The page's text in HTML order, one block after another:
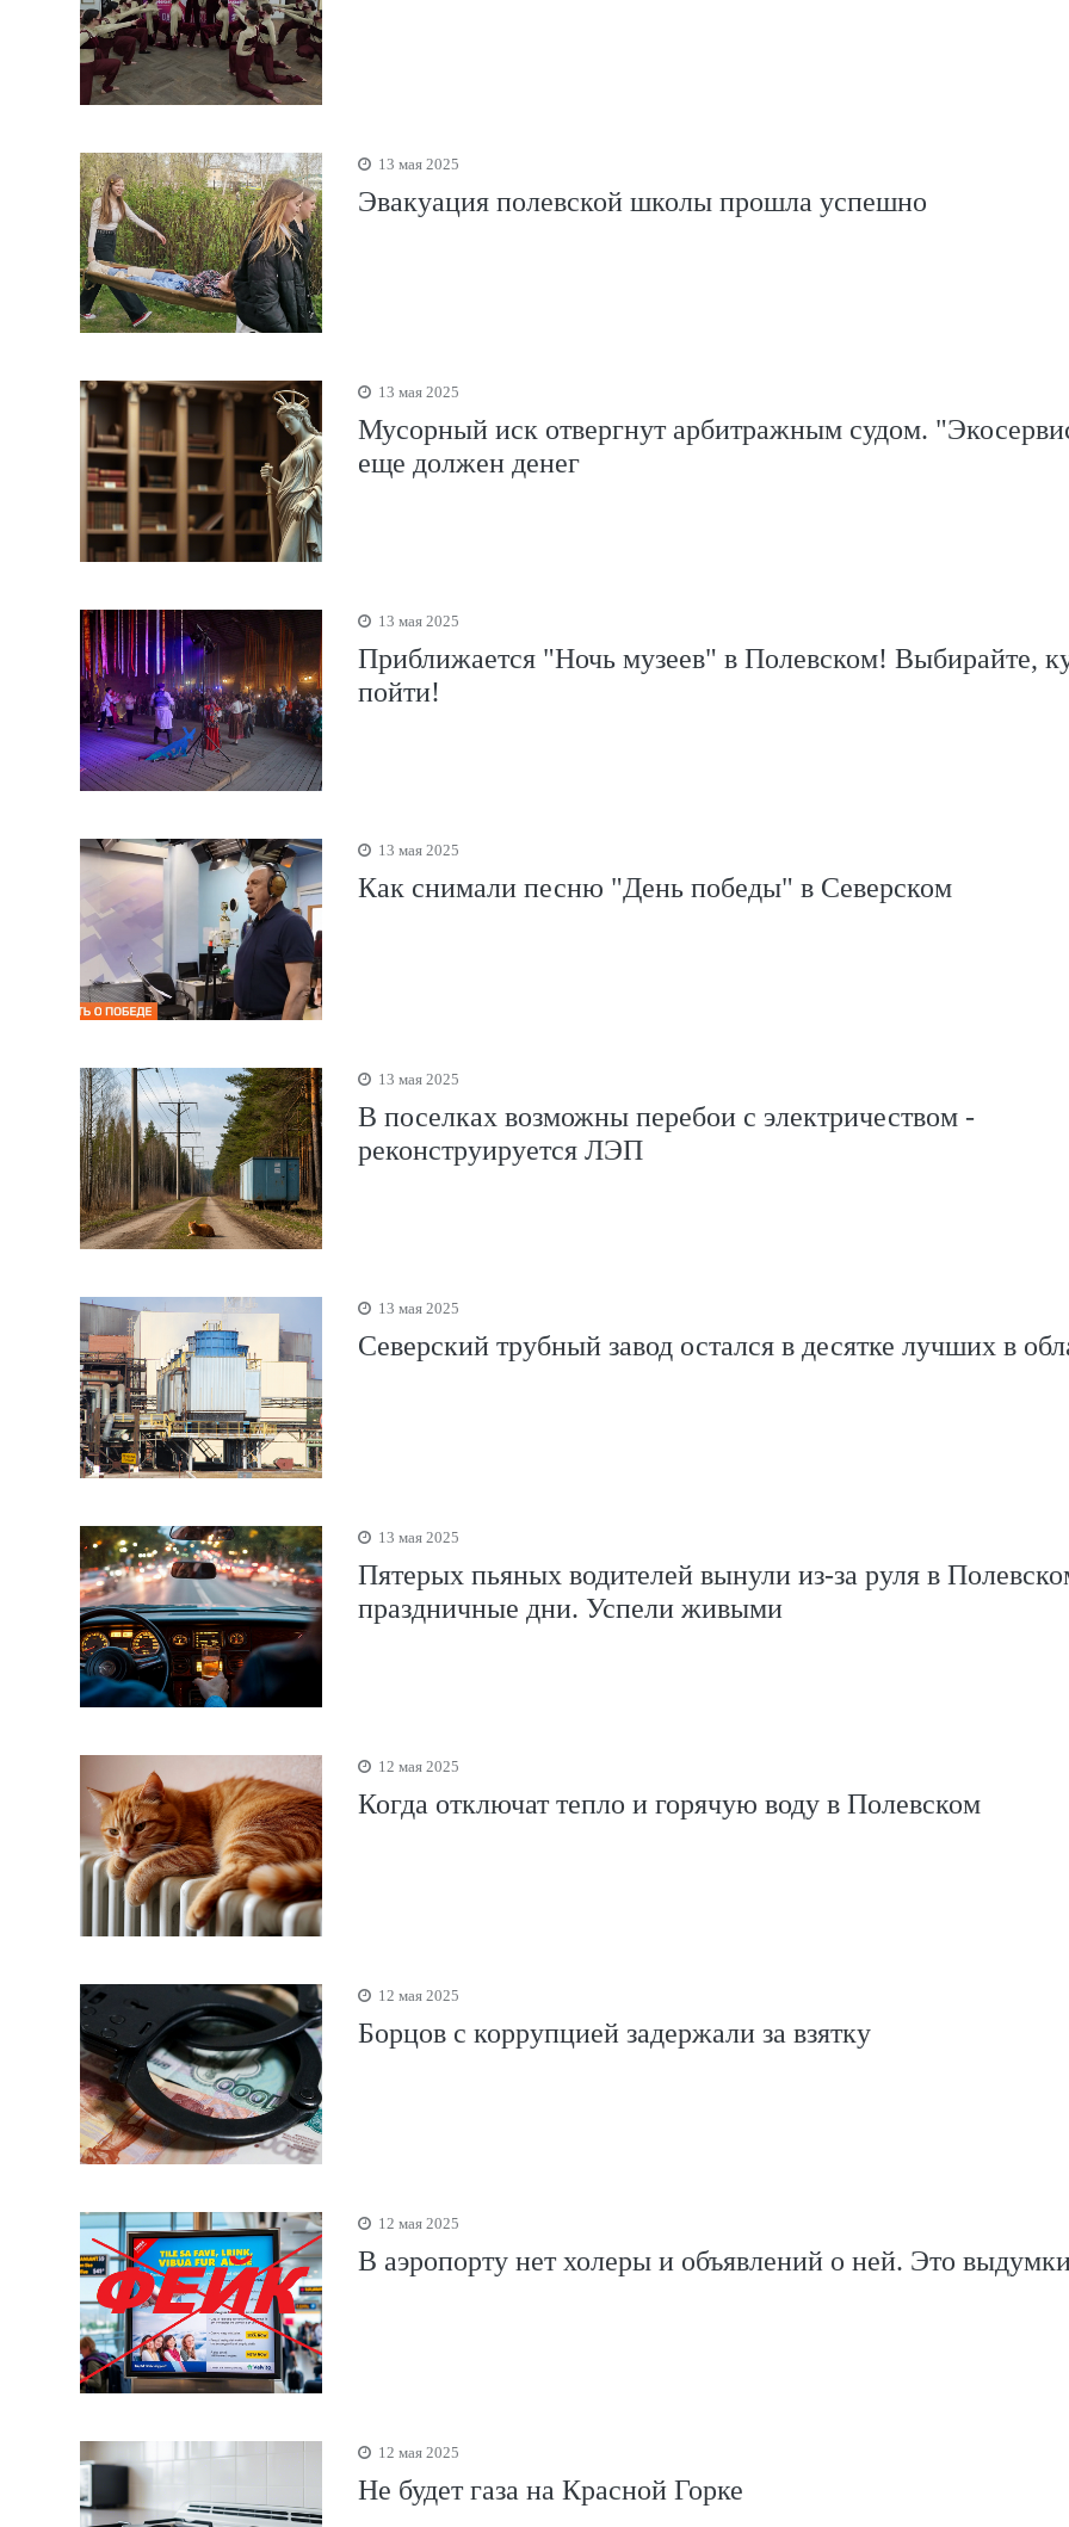
13 мая 2025
Эвакуация полевской школы прошла успешно
13 мая 2025
Мусорный иск отвергнут арбитражным судом.
еще должен денег
13 мая 2025
Приближается "Ночь музеев" в Полевском! Выбирайте,
пойти!
13 мая 2025
Как снимали песню "День победы" в Северском
13 мая 2025
В поселках возможны перебои с электричеством -
реконструируется ЛЭП
13 мая 2025
Северский трубный завод остался в десятке лучших в
13 мая 2025
Пятерых пьяных водителей вынули из-за руля в
праздничные дни. Успели живыми
12 мая 2025
Когда отключат тепло и горячую воду в Полевском
12 мая 2025
Борцов с коррупцией задержали за взятку
12 мая 2025
В аэропорту нет холеры и объявлений о ней. Это
12 мая 2025
Не будет газа на Красной Горке